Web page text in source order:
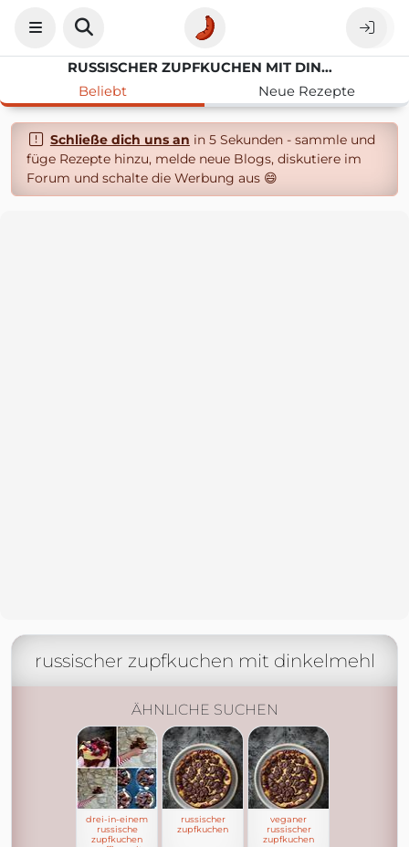
RUSSISCHER ZUPFKUCHEN MIT DINKELMEHL
Beliebt
Neue Rezepte
Schließe dich uns an in 5 Sekunden - sammle und
füge Rezepte hinzu, melde neue Blogs, diskutiere im
Forum und schalte die Werbung aus 😄
russischer zupfkuchen mit dinkelmehl
ÄHNLICHE SUCHEN
drei-in-einem
russische
zupfkuchen
russischer
zupfkuchen
veganer
russischer
zupfkuchen